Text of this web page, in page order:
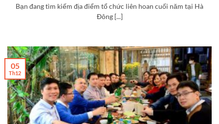
Bạn đang tìm kiếm địa điểm tổ chức liên hoan cuối năm tại Hà
Đông [...]
05
Th12